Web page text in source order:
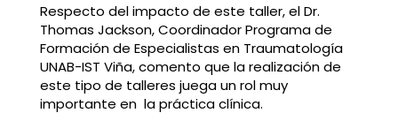
Respecto del impacto de este taller, el Dr.
Thomas Jackson, Coordinador Programa de
Formación de Especialistas en Traumatología
UNAB-IST Viña, comento que la realización de
este tipo de talleres juega un rol muy
importante en la práctica clínica.